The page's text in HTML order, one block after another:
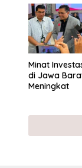
UMKM
Minat
di Jawa
Meningkat